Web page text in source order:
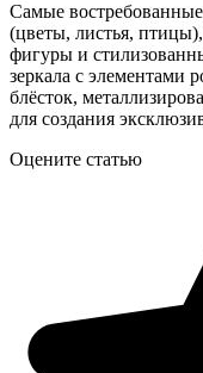
Самые
(цветы, листья,
фигуры и
зеркала с элементами
блёсток,
для создания
Оцените статью